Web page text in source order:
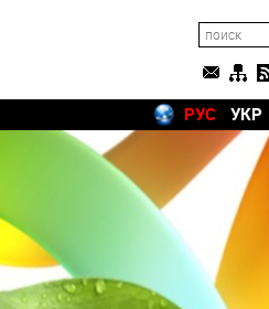
РУС УКР